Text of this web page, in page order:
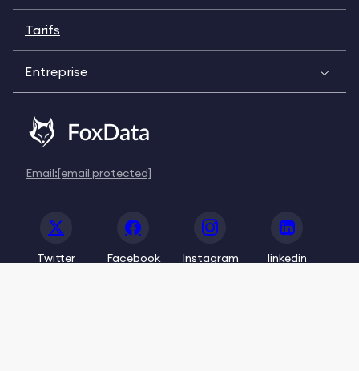
Tarifs
Entreprise
Email:[email protected]
Twitter Facebook Instagram linkedin